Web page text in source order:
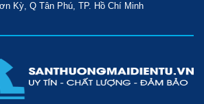
Kỳ, Q Tân Phú, TP. Hồ Chí Minh